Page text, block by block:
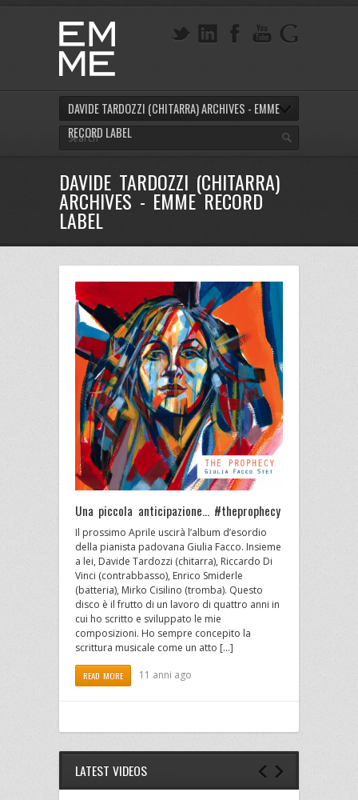
DAVIDE TARDOZZI (CHITARRA) ARCHIVES - EMME
RECORD LABEL
DAVIDE TARDOZZI (CHITARRA)
ARCHIVES - EMME RECORD
LABEL
Una piccola anticipazione… #theprophecy
Il prossimo Aprile uscirà l’album d’esordio
della pianista padovana Giulia Facco. Insieme
a lei, Davide Tardozzi (chitarra), Riccardo Di
Vinci (contrabbasso), Enrico Smiderle
(batteria), Mirko Cisilino (tromba). Questo
disco è il frutto di un lavoro di quattro anni in
cui ho scritto e sviluppato le mie
composizioni. Ho sempre concepito la
scrittura musicale come un atto […]
READ MORE 11 anni ago
LATEST VIDEOS